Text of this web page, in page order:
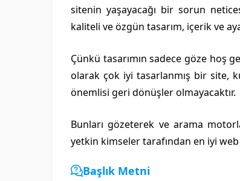
sitenin yaşayacağı bir sorun
kaliteli ve özgün tasarım, içerik ve
Çünkü tasarımın sadece göze hoş
olarak çok iyi tasarlanmış bir site,
önemlisi geri dönüşler olmayacaktır.
Bunları gözeterek ve arama
yetkin kimseler tarafından en iyi
Başlık Metni